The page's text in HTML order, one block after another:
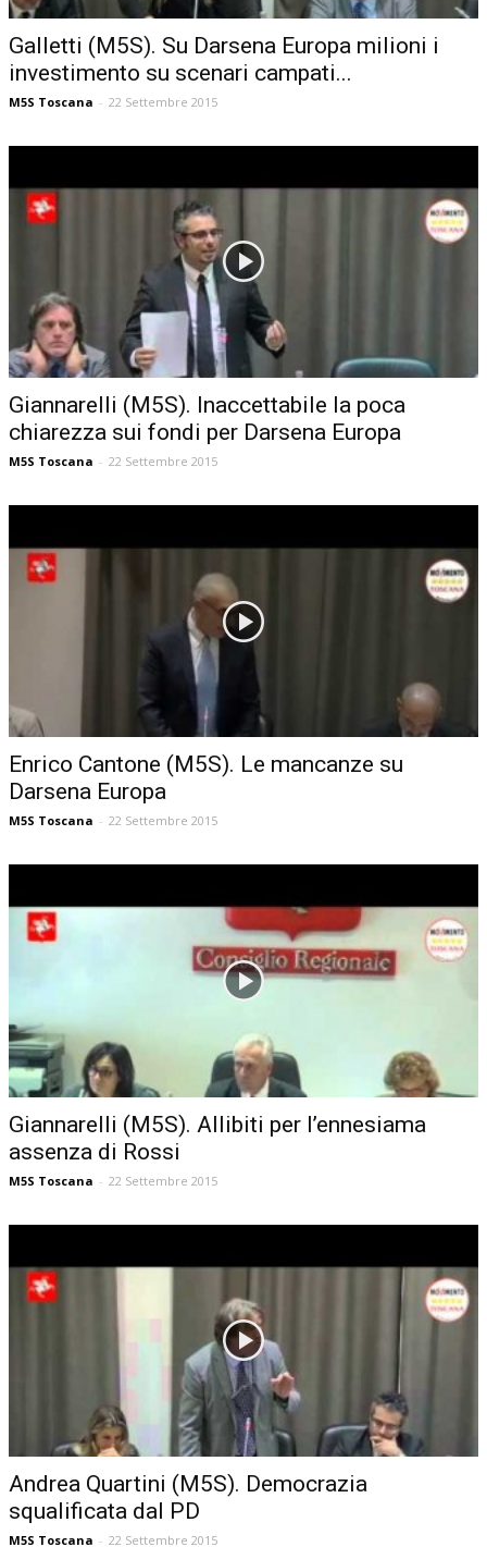
Galletti (M5S). Su Darsena Europa milioni i
investimento su scenari campati...
M5S Toscana - 22 Settembre 2015
Giannarelli (M5S). Inaccettabile la poca
chiarezza sui fondi per Darsena Europa
M5S Toscana - 22 Settembre 2015
Enrico Cantone (M5S). Le mancanze su
Darsena Europa
M5S Toscana - 22 Settembre 2015
Giannarelli (M5S). Allibiti per l’ennesiama
assenza di Rossi
M5S Toscana - 22 Settembre 2015
Andrea Quartini (M5S). Democrazia
squalificata dal PD
M5S Toscana - 22 Settembre 2015